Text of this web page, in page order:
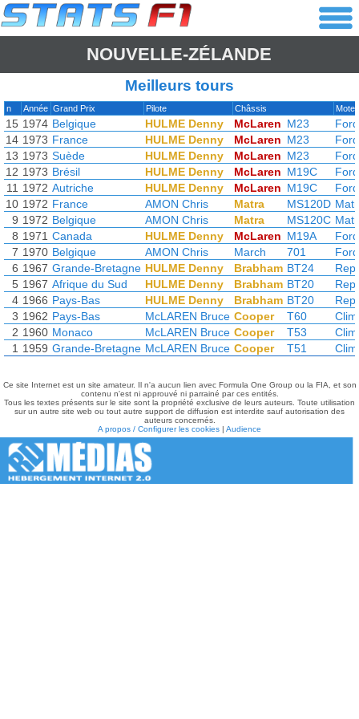
NOUVELLE-ZÉLANDE
Meilleurs tours
n Année Grand Prix Pilote Châssis
15 1974 Belgique HULME Denny McLaren M23
14 1973 France HULME Denny McLaren M23
13 1973 Suède HULME Denny McLaren M23
12 1973 Brésil HULME Denny McLaren M19C
11 1972 Autriche HULME Denny McLaren M19C
10 1972 France AMON Chris Matra MS120D
9 1972 Belgique AMON Chris Matra MS120C
8 1971 Canada HULME Denny McLaren M19A
7 1970 Belgique AMON Chris March 701
6 1967 Grande-Bretagne HULME Denny Brabham BT24
5 1967 Afrique du Sud HULME Denny Brabham BT20
4 1966 Pays-Bas HULME Denny Brabham BT20
3 1962 Pays-Bas McLAREN Bruce Cooper T60
2 1960 Monaco McLAREN Bruce Cooper T53
1 1959 Grande-Bretagne McLAREN Bruce Cooper T51
Ce site Internet est un site amateur. Il n'a aucun lien avec Formula One Group ou la FIA, et son
contenu n'est ni approuvé ni parrainé par ces entités.
Tous les textes présents sur le site sont la propriété exclusive de leurs auteurs. Toute utilisation
sur un autre site web ou tout autre support de diffusion est interdite sauf autorisation des
auteurs concernés.
A propos / Configurer les cookies | Audience